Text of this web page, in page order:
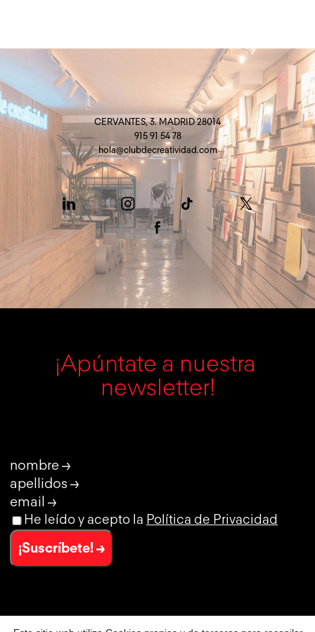
CERVANTES, 3. MADRID 28014
915 91 54 78
hola@clubdecreatividad.com
¡Apúntate a nuestra
newsletter!
nombre →
apellidos →
email →
He leído y acepto la Política de Privacidad
¡Suscríbete! →